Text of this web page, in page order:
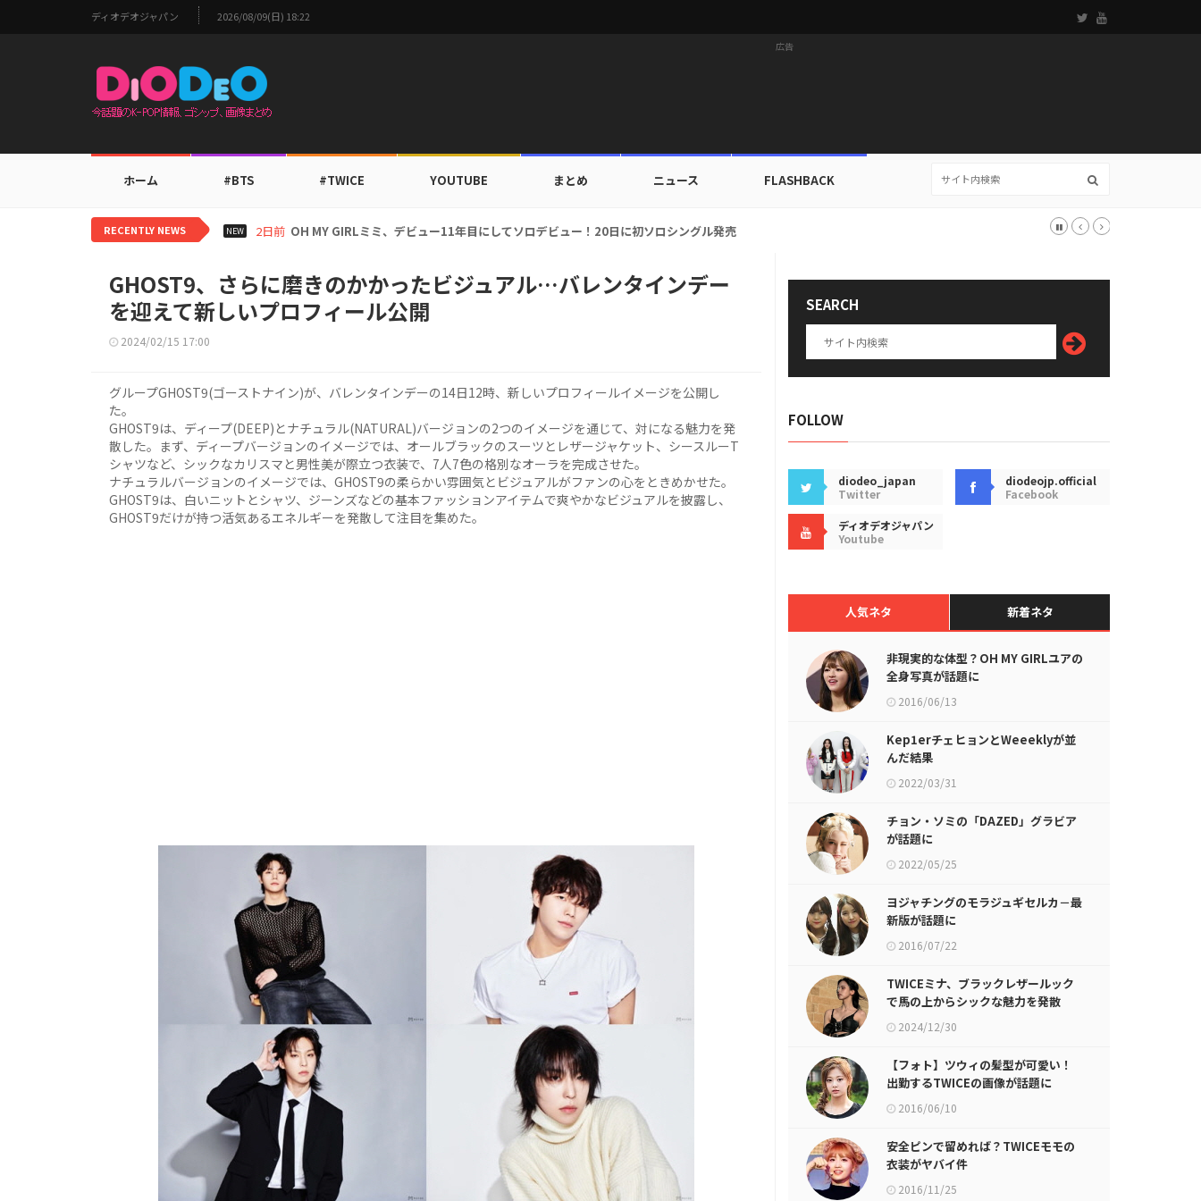
ディオデオジャパン 2026/08/09(日) 18:22
広告
ホーム #BTS #TWICE YOUTUBE まとめ ニュース FLASHBACK
RECENTLY NEWS NEW 2日前 BTS V、ワールドカップ出入証を公開…証明写真でも完璧なビジュアル！
GHOST9、さらに磨きのかかったビジュアル…バレンタインデー
を迎えて新しいプロフィール公開
2024/02/15 17:00
グループGHOST9(ゴーストナイン)が、バレンタインデーの14日12時、新しいプロフィールイメージを公開し
た。
GHOST9は、ディープ(DEEP)とナチュラル(NATURAL)バージョンの2つのイメージを通じて、対になる魅力を発
散した。まず、ディープバージョンのイメージでは、オールブラックのスーツとレザージャケット、シースルーT
シャツなど、シックなカリスマと男性美が際立つ衣装で、7人7色の格別なオーラを完成させた。
ナチュラルバージョンのイメージでは、GHOST9の柔らかい雰囲気とビジュアルがファンの心をときめかせた。
GHOST9は、白いニットとシャツ、ジーンズなどの基本ファッションアイテムで爽やかなビジュアルを披露し、
GHOST9だけが持つ活気あるエネルギーを発散して注目を集めた。
SEARCH
FOLLOW
diodeo_japan
Twitter
diodeojp.official
Facebook
ディオデオジャパン
Youtube
人気ネタ 新着ネタ
非現実的な体型？OH MY GIRLユアの
全身写真が話題に
2016/06/13
Kep1erチェヒョンとWeeeklyが並
んだ結果
2022/03/31
チョン・ソミの「DAZED」グラビア
が話題に
2022/05/25
ヨジャチングのモラジュギセルカ－最
新版が話題に
2016/07/22
TWICEミナ、ブラックレザールック
で馬の上からシックな魅力を発散
2024/12/30
【フォト】ツウィの髪型が可愛い！
出勤するTWICEの画像が話題に
2016/06/10
安全ピンで留めれば？TWICEモモの
衣装がヤバイ件
2016/11/25